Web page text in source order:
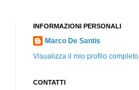
INFORMAZIONI PERSONALI
Marco De Santis
Visualizza il mio profilo completo
CONTATTI